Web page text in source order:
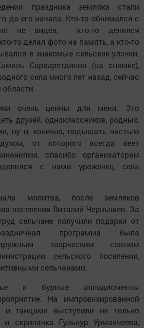
праздника земляки стали
до его начала. Кто-то обнимался с
не видел, кто-то делился
то делал фото на память, а кто-то
в знакомые сельские улочки.
Сарваретдинов (на снимке),
села много лет назад, сейчас
очень ценны для меня. Это
друзей, одноклассников, родных,
ну и, конечно, подышать чистым
от которого всегда веет
спасибо организаторам
с нами уроженец села
молитва, пос­ле земляков
поселения Виталий Чернышев. За
сельчане получили подарки от
программа была
творческим союзом
сельского поселения,
сельчанами.
и бурные аплодисменты
На импровизированной
и танцами выступили не только
и скрипачка Гульнур Урманчеева,